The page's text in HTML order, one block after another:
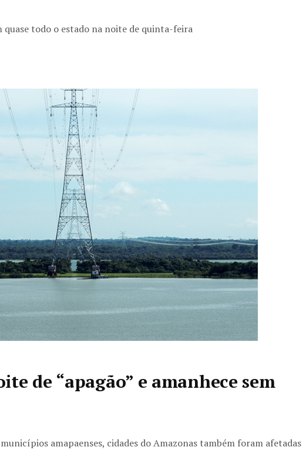
todo o estado na noite de quinta-feira
de “apagão” e amanhece sem
amapaenses, cidades do Amazonas também foram afetadas